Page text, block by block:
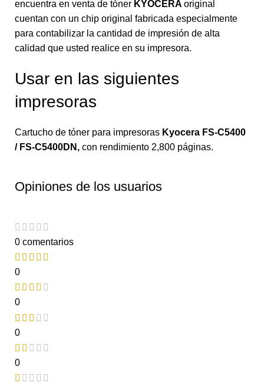
encuentra en venta de tóner KYOCERA original
cuentan con un chip original fabricada especialmente
para contabilizar la cantidad de impresión de alta
calidad que usted realice en su impresora.
Usar en las siguientes
impresoras
Cartucho de tóner para impresoras Kyocera FS-C5400
/ FS-C5400DN , con rendimiento 2,800 páginas.
Opiniones de los usuarios
0 comentarios
0
0
0
0